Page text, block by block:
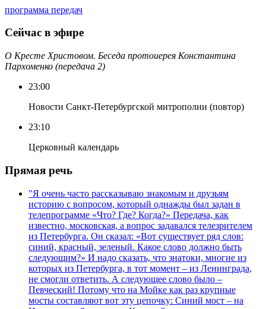
программа передач
Сейчас в эфире
О Кресте Христовом. Беседа протоиерея Константина
Пархоменко (передача 2)
23:00
Новости Санкт-Петербургской митрополии (повтор)
23:10
Церковный календарь
Прямая речь
"Я очень часто рассказываю знакомым и друзьям
историю с вопросом, который однажды был задан в
телепрограмме «Что? Где? Когда?» Передача, как
известно, московская, а вопрос задавался телезрителем
из Петербурга. Он сказал: «Вот существует ряд слов:
синий, красный, зеленый. Какое слово должно быть
следующим?» И надо сказать, что знатоки, многие из
которых из Петербурга, в тот момент – из Ленинграда,
не смогли ответить. А следующее слово было –
Певческий! Потому что на Мойке как раз крупные
мосты составляют вот эту цепочку: Синий мост – на